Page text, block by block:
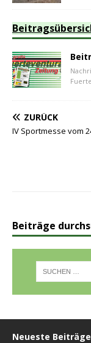
ZURÜCK
IV Sportmesse vom
Beiträge
Neueste Beiträge